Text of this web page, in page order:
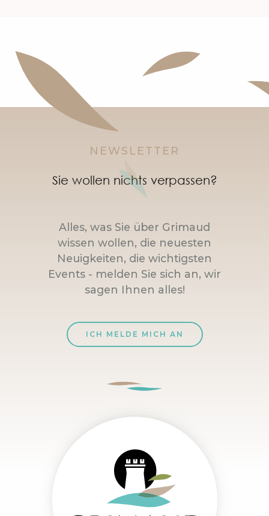
NEWSLETTER
Sie wollen nichts verpassen?
Alles, was Sie über Grimaud
wissen wollen, die neuesten
Neuigkeiten, die wichtigsten
Events - melden Sie sich an, wir
sagen Ihnen alles!
ICH MELDE MICH AN